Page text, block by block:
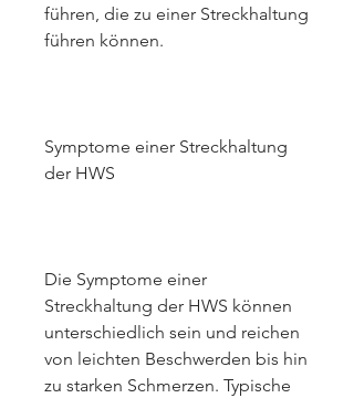
führen, die zu einer Streckhaltung
führen können.
Symptome einer Streckhaltung
der HWS
Die Symptome einer
Streckhaltung der HWS können
unterschiedlich sein und reichen
von leichten Beschwerden bis hin
zu starken Schmerzen. Typische